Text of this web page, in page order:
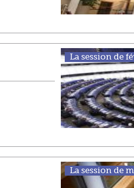
La session de
La session de